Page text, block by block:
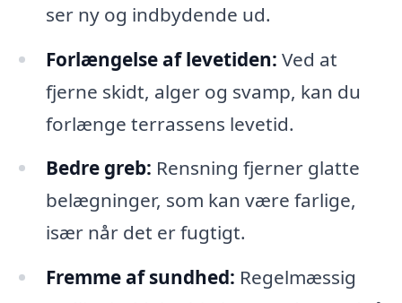
ser ny og indbydende ud.
Forlængelse af levetiden: Ved at
fjerne skidt, alger og svamp, kan du
forlænge terrassens levetid.
Bedre greb: Rensning fjerner glatte
belægninger, som kan være farlige,
især når det er fugtigt.
Fremme af sundhed: Regelmæssig